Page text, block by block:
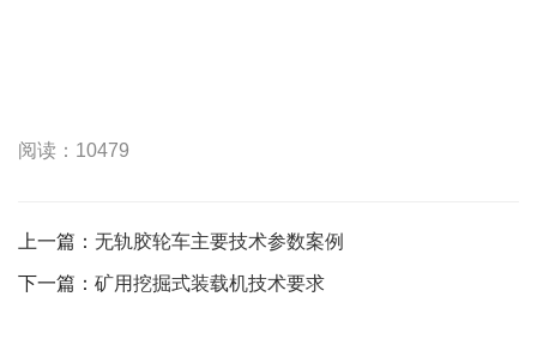
阅读：10479
上一篇： 无轨胶轮车主要技术参数案例
下一篇： 矿用挖掘式装载机技术要求